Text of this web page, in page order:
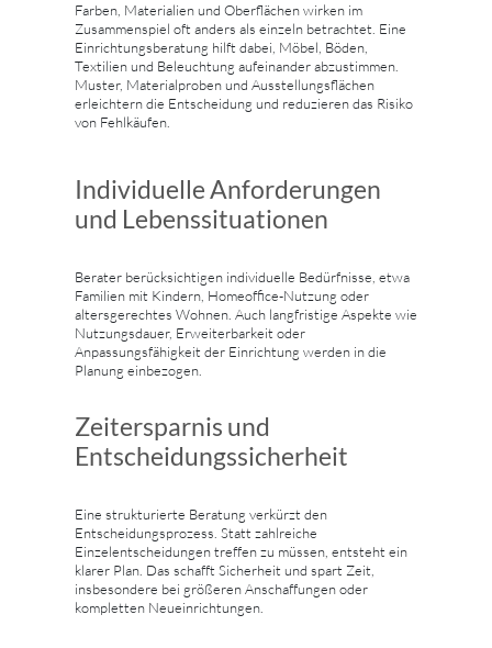
Farben, Materialien und Oberflächen wirken im
Zusammenspiel oft anders als einzeln betrachtet. Eine
Einrichtungsberatung hilft dabei, Möbel, Böden,
Textilien und Beleuchtung aufeinander abzustimmen.
Muster, Materialproben und Ausstellungsflächen
erleichtern die Entscheidung und reduzieren das Risiko
von Fehlkäufen.
Individuelle Anforderungen
und Lebenssituationen
Berater berücksichtigen individuelle Bedürfnisse, etwa
Familien mit Kindern, Homeoffice-Nutzung oder
altersgerechtes Wohnen. Auch langfristige Aspekte wie
Nutzungsdauer, Erweiterbarkeit oder
Anpassungsfähigkeit der Einrichtung werden in die
Planung einbezogen.
Zeitersparnis und
Entscheidungssicherheit
Eine strukturierte Beratung verkürzt den
Entscheidungsprozess. Statt zahlreiche
Einzelentscheidungen treffen zu müssen, entsteht ein
klarer Plan. Das schafft Sicherheit und spart Zeit,
insbesondere bei größeren Anschaffungen oder
kompletten Neueinrichtungen.